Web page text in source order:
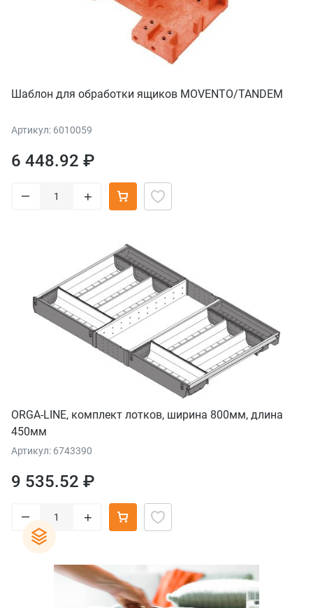
Шаблон для обработки ящиков MOVENTO/TANDEM
Артикул: 6010059
6 448.92 ₽
– +
ORGA-LINE, комплект лотков, ширина 800мм, длина
450мм
Артикул: 6743390
9 535.52 ₽
– +